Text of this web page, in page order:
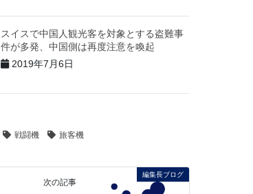
スイスで中国人観光客を対象とする盗難事
件が多発、中国側は再度注意を喚起
2019年7月6日
戦闘機 旅客機
編集長ブログ
次の記事